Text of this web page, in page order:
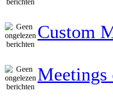
Custom
Meetings